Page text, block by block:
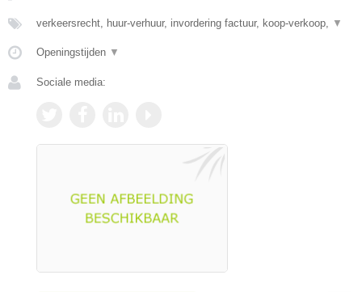
verkeersrecht, huur-verhuur, invordering factuur, koop-verkoop, ▼
Openingstijden ▼
Sociale media: